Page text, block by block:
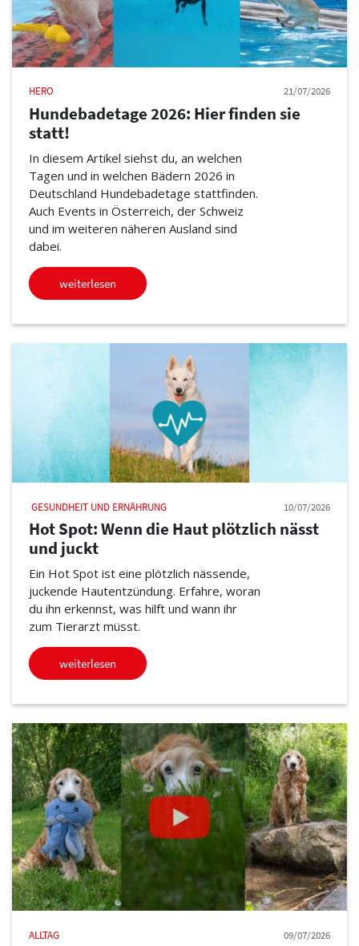
HERO 21/07/2026
Hundebadetage 2026: Hier finden sie
statt!
In diesem Artikel siehst du, an welchen
Tagen und in welchen Bädern 2026 in
Deutschland Hundebadetage stattfinden.
Auch Events in Österreich, der Schweiz
und im weiteren näheren Ausland sind
dabei.
weiterlesen
GESUNDHEIT UND ERNÄHRUNG 10/07/2026
Hot Spot: Wenn die Haut plötzlich nässt
und juckt
Ein Hot Spot ist eine plötzlich nässende,
juckende Hautentzündung. Erfahre, woran
du ihn erkennst, was hilft und wann ihr
zum Tierarzt müsst.
weiterlesen
ALLTAG 09/07/2026